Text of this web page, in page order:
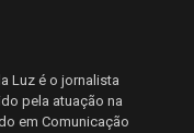
Luz é o jornalista
pela atuação na
em Comunicação